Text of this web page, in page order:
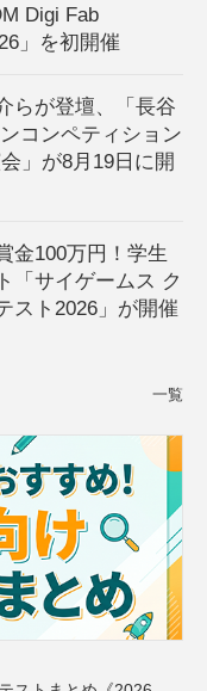
Digi Fab
」を初開催
らが登壇、「長谷
コンペティション
」が8月19日に開
金100万円！学生
「サイゲームス ク
スト2026」が開催
一覧